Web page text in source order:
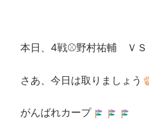
本日、4戦⚾野村祐輔 Ｖ
さあ、今日は取りましょう
がんばれカープ